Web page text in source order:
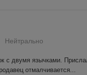
Нейтрально
с двумя язычками.
отмалчивается...